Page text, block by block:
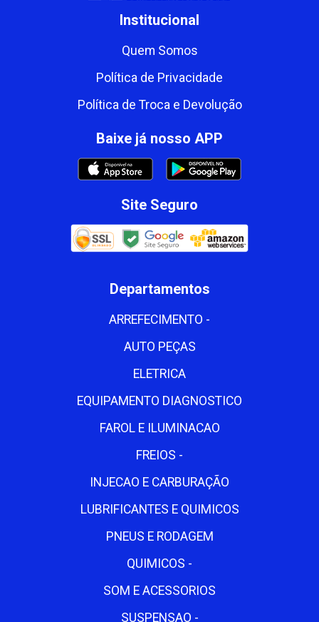
Institucional
Quem Somos
Política de Privacidade
Política de Troca e Devolução
Baixe já nosso APP
Site Seguro
Departamentos
ARREFECIMENTO -
AUTO PEÇAS
ELETRICA
EQUIPAMENTO DIAGNOSTICO
FAROL E ILUMINACAO
FREIOS -
INJECAO E CARBURAÇÃO
LUBRIFICANTES E QUIMICOS
PNEUS E RODAGEM
QUIMICOS -
SOM E ACESSORIOS
SUSPENSAO -